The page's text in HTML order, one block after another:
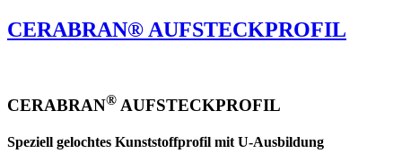
CERABRAN® AUFSTECKPROFIL
CERABRAN® AUFSTECKPROFIL
Speziell gelochtes Kunststoffprofil mit U-Ausbildung